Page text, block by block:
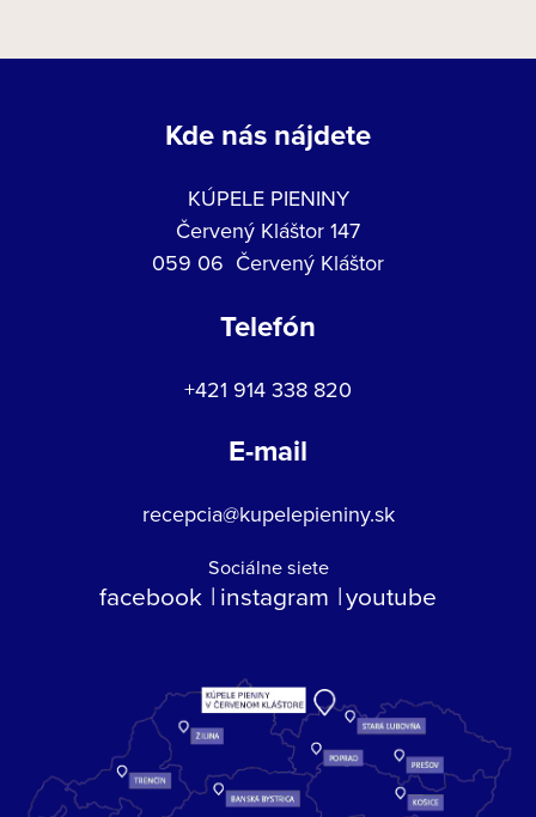
Kde nás nájdete
KÚPELE PIENINY
Červený Kláštor 147
059 06 Červený Kláštor
Telefón
+421 914 338 820
E-mail
recepcia@kupelepieniny.sk
Sociálne siete
facebook instagram youtube